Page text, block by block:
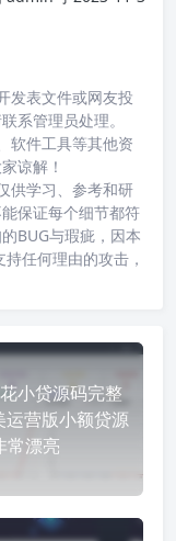
发表文件或网友投
系管理员处理。
软件工具等其他资
谅解！
供学习、参考和研
保证每个细节都符
BUG与瑕疵，因本
任何理由的攻击，
小贷源码完整
运营版小额贷源
常漂亮